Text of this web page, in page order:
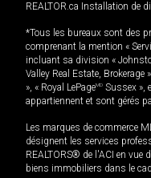
REALTOR.ca Installation de
*Tous les bureaux sont des
comprenant la mention «
incluant sa division «
Valley Real Estate, Brokerage
», « Royal LePageMD Sussex »,
appartiennent et sont gérés
Les marques de commerce
désignent les services
REALTORS® de l'ACI en vue
biens immobiliers dans le